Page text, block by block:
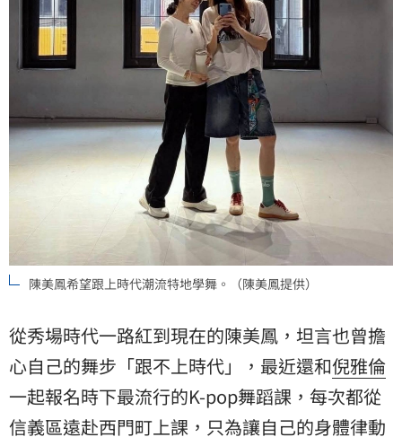
陳美鳳希望跟上時代潮流特地學舞。（陳美鳳提供）
從秀場時代一路紅到現在的陳美鳳，坦言也曾擔
心自己的舞步「跟不上時代」，最近還和倪雅倫
一起報名時下最流行的K-pop舞蹈課，每次都從
信義區遠赴西門町上課，只為讓自己的身體律動